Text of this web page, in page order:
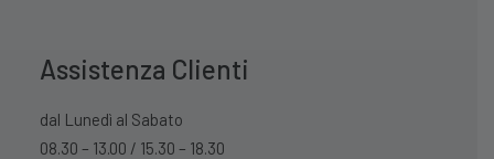
Assistenza Clienti
dal Lunedì al Sabato
08.30 – 13.00 / 15.30 – 18.30